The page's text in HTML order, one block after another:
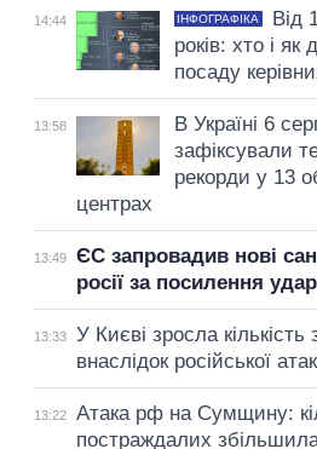
14:44 ІНФОГРАФІКА
Від
років: хто і як
посаду
13:58
В Україні 6
зафіксували
рекорди у 13
центрах
13:49
ЄС запровадив нові
росії за посилення
13:33
У Києві зросла кількість
внаслідок російської
13:22
Атака рф на Сумщину:
постраждалих